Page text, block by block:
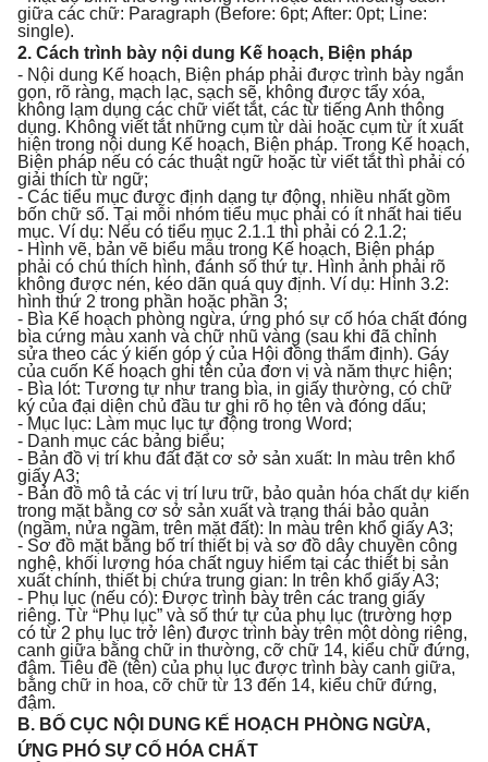
giữa các chữ: Paragraph (Before: 6pt; After: 0pt; Line:
single).
2. Cách trình bày nội dung Kế hoạch, Biện pháp
- Nội dung Kế hoạch, Biện pháp phải được trình bày ngắn
gọn, rõ ràng, mạch lạc, sạch sẽ, không được tẩy xóa,
không lạm dụng các chữ viết tắt, các từ tiếng Anh thông
dụng. Không viết tắt những cụm từ dài hoặc cụm từ ít xuất
hiện trong nội dung Kế hoạch, Biện pháp. Trong Kế hoạch,
Biện pháp nếu có các thuật ngữ hoặc từ viết tắt thì phải có
giải thích từ ngữ;
- Các tiểu mục được định dạng tự động, nhiều nhất gồm
bốn chữ số. Tại mỗi nhóm tiểu mục phải có ít nhất hai tiểu
mục. Ví dụ: Nếu có tiểu mục 2.1.1 thì phải có 2.1.2;
- Hình vẽ, bản vẽ biểu mẫu trong Kế hoạch, Biện pháp
phải có chú thích hình, đánh số thứ tự. Hình ảnh phải rõ
không được nén, kéo dãn quá quy định. Ví dụ: Hình 3.2:
hình thứ 2 trong phần hoặc phần 3;
- Bìa Kế hoạch phòng ngừa, ứng phó sự cố hóa chất đóng
bìa cứng màu xanh và chữ nhũ vàng (sau khi đã chỉnh
sửa theo các ý kiến góp ý của Hội đồng thẩm định). Gáy
của cuốn Kế hoạch ghi tên của đơn vị và năm thực hiện;
- Bìa lót: Tương tự như trang bìa, in giấy thường, có chữ
ký của đại diện chủ đầu tư ghi rõ họ tên và đóng dấu;
- Mục lục: Làm mục lục tự động trong Word;
- Danh mục các bảng biểu;
- Bản đồ vị trí khu đất đặt cơ sở sản xuất: In màu trên khổ
giấy A3;
- Bản đồ mô tả các vị trí lưu trữ, bảo quản hóa chất dự kiến
trong mặt bằng cơ sở sản xuất và trạng thái bảo quản
(ngầm, nửa ngầm, trên mặt đất): In màu trên khổ giấy A3;
- Sơ đồ mặt bằng bố trí thiết bị và sơ đồ dây chuyền công
nghệ, khối lượng hóa chất nguy hiểm tại các thiết bị sản
xuất chính, thiết bị chứa trung gian: In trên khổ giấy A3;
- Phụ lục (nếu có): Được trình bày trên các trang giấy
riêng. Từ “Phụ lục” và số thứ tự của phụ lục (trường hợp
có từ 2 phụ lục trở lên) được trình bày trên một dòng riêng,
canh giữa bằng chữ in thường, cỡ chữ 14, kiểu chữ đứng,
đậm. Tiêu đề (tên) của phụ lục được trình bày canh giữa,
bằng chữ in hoa, cỡ chữ từ 13 đến 14, kiểu chữ đứng,
đậm.
B. BỐ CỤC NỘI DUNG KẾ HOẠCH PHÒNG NGỪA,
ỨNG PHÓ SỰ CỐ HÓA CHẤT